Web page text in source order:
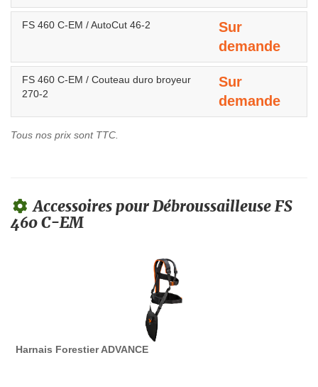
FS 460 C-EM / AutoCut 46-2
Sur
demande
FS 460 C-EM / Couteau duro broyeur
270-2
Sur
demande
Tous nos prix sont TTC.
Accessoires pour Débroussailleuse FS
460 C-EM
Harnais Forestier ADVANCE